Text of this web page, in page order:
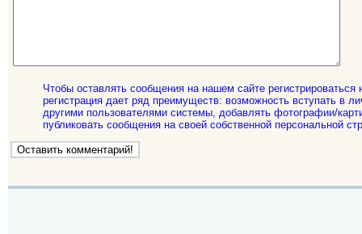
Чтобы оставлять сообщения на нашем сайте регистрироваться
регистрация дает ряд преимуществ: возможность вступать в
другими пользователями системы, добавлять фотографии/
публиковать сообщения на своей собственной персональной